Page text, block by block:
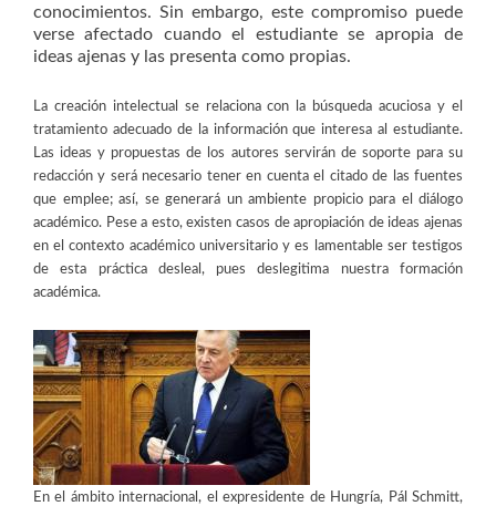
conocimientos. Sin embargo, este compromiso puede
verse afectado cuando el estudiante se apropia de
ideas ajenas y las presenta como propias.
La creación intelectual se relaciona con la búsqueda acuciosa y el
tratamiento adecuado de la información que interesa al estudiante.
Las ideas y propuestas de los autores servirán de soporte para su
redacción y será necesario tener en cuenta el citado de las fuentes
que emplee; así, se generará un ambiente propicio para el diálogo
académico. Pese a esto, existen casos de apropiación de ideas ajenas
en el contexto académico universitario y es lamentable ser testigos
de esta práctica desleal, pues deslegitima nuestra formación
académica.
En el ámbito internacional, el expresidente de Hungría, Pál Schmitt,